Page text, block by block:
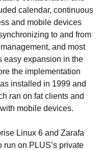
calendar, continuous
and mobile devices
to and from
and most
easy expansion in the
the implementation
installed in 1999 and
ran on fat clients and
mobile devices.
Linux 6 and Zarafa
on PLUS’s private